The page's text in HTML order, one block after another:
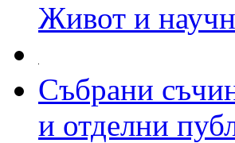
Живот и
Събрани
и отделни